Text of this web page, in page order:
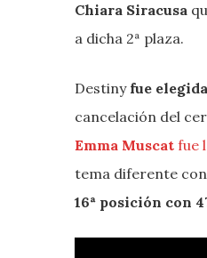
Chiara Siracusa
a dicha 2ª plaza.
Destiny fue
cancelación del
Emma Muscat fue
tema diferente
16ª posición con